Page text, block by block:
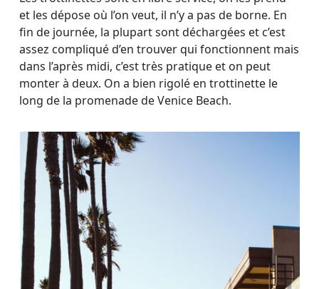
et les dépose où l’on veut, il n’y a pas de borne. En
fin de journée, la plupart sont déchargées et c’est
assez compliqué d’en trouver qui fonctionnent mais
dans l’après midi, c’est très pratique et on peut
monter à deux. On a bien rigolé en trottinette le
long de la promenade de Venice Beach.